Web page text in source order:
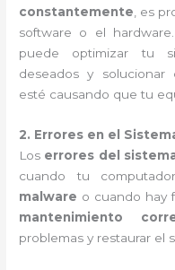
constantemente, es
software o el
puede optimizar tu
deseados y solucionar
esté causando que tu
2. Errores en el
Los errores del
cuando tu
malware o cuando hay
mantenimiento
problemas y restaurar el